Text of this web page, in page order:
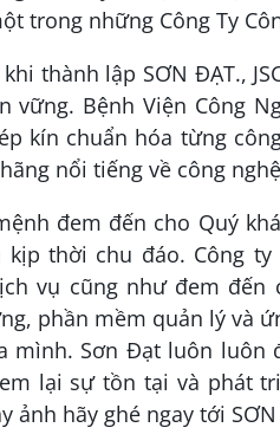
trong những Công Ty
thành lập SƠN ĐẠT.,
vững. Bệnh Viện Công
kín chuẩn hóa từng
nổi tiếng về công
đem đến cho Quý
kịp thời chu đáo. Công
vụ cũng như đem đến
phần mềm quản lý và
mình. Sơn Đạt luôn luôn
lại sự tồn tại và phát
ảnh hãy ghé ngay tới SƠN